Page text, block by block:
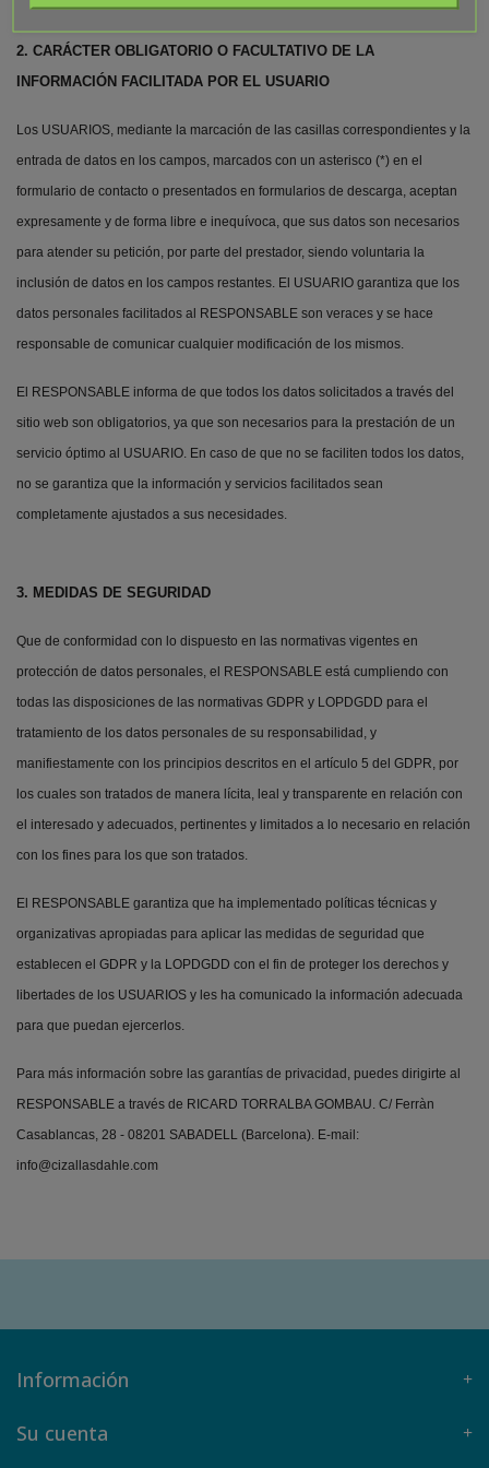
2. CARÁCTER OBLIGATORIO O FACULTATIVO DE LA
INFORMACIÓN FACILITADA POR EL USUARIO
Los USUARIOS, mediante la marcación de las casillas correspondientes y la
entrada de datos en los campos, marcados con un asterisco (*) en el
formulario de contacto o presentados en formularios de descarga, aceptan
expresamente y de forma libre e inequívoca, que sus datos son necesarios
para atender su petición, por parte del prestador, siendo voluntaria la
inclusión de datos en los campos restantes. El USUARIO garantiza que los
datos personales facilitados al RESPONSABLE son veraces y se hace
responsable de comunicar cualquier modificación de los mismos.
El RESPONSABLE informa de que todos los datos solicitados a través del
sitio web son obligatorios, ya que son necesarios para la prestación de un
servicio óptimo al USUARIO. En caso de que no se faciliten todos los datos,
no se garantiza que la información y servicios facilitados sean
completamente ajustados a sus necesidades.
3. MEDIDAS DE SEGURIDAD
Que de conformidad con lo dispuesto en las normativas vigentes en
protección de datos personales, el RESPONSABLE está cumpliendo con
todas las disposiciones de las normativas GDPR y LOPDGDD para el
tratamiento de los datos personales de su responsabilidad, y
manifiestamente con los principios descritos en el artículo 5 del GDPR, por
los cuales son tratados de manera lícita, leal y transparente en relación con
el interesado y adecuados, pertinentes y limitados a lo necesario en relación
con los fines para los que son tratados.
El RESPONSABLE garantiza que ha implementado políticas técnicas y
organizativas apropiadas para aplicar las medidas de seguridad que
establecen el GDPR y la LOPDGDD con el fin de proteger los derechos y
libertades de los USUARIOS y les ha comunicado la información adecuada
para que puedan ejercerlos.
Para más información sobre las garantías de privacidad, puedes dirigirte al
RESPONSABLE a través de RICARD TORRALBA GOMBAU. C/ Ferràn
Casablancas, 28 - 08201 SABADELL (Barcelona). E-mail:
info@cizallasdahle.com
Información
Su cuenta